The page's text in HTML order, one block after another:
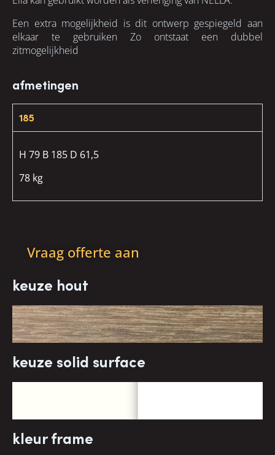
Een extra mogelijkheid is dit ontwerp gespiegeld aan
elkaar te gebruiken Zo ontstaat een dubbel
zitmogelijkheid
afmetingen
185
H 79 B 185 D 61,5
78 kg
Vraag offerte aan
keuze hout
keuze solid surface
kleur frame